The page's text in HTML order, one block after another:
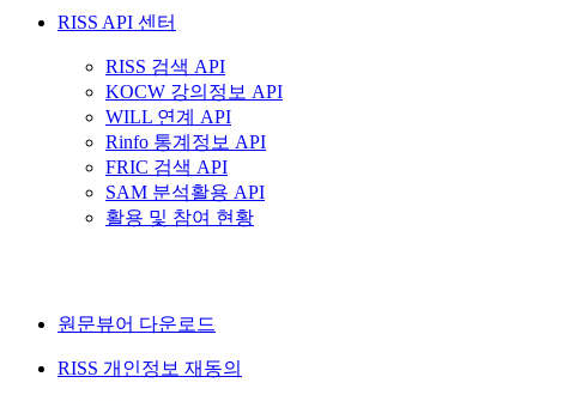
RISS API 센터
RISS 검색 API
KOCW 강의정보 API
WILL 연계 API
Rinfo 통계정보 API
FRIC 검색 API
SAM 분석활용 API
활용 및 참여 현황
원문뷰어 다운로드
RISS 개인정보 재동의